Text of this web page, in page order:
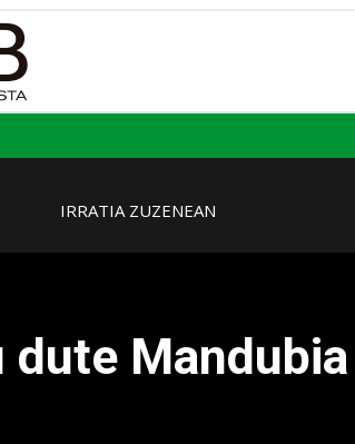
IRRATIA ZUZENEAN
dute Mandubia